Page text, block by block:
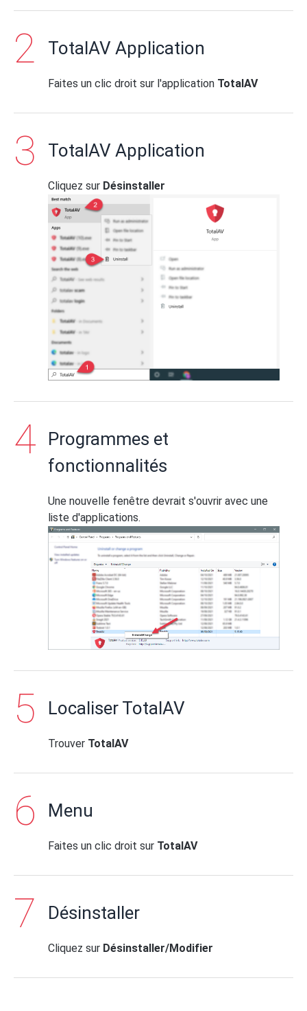
TotalAV Application
Faites un clic droit sur l'application TotalAV
TotalAV Application
Cliquez sur Désinstaller
Programmes et
fonctionnalités
Une nouvelle fenêtre devrait s'ouvrir avec une
liste d'applications.
Localiser TotalAV
Trouver TotalAV
Menu
Faites un clic droit sur TotalAV
Désinstaller
Cliquez sur Désinstaller/Modifier